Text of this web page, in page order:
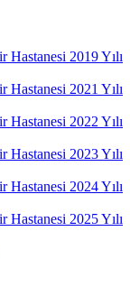
Hastanesi 2019 Yılı
Hastanesi 2021 Yılı
Hastanesi 2022 Yılı
Hastanesi 2023 Yılı
Hastanesi 2024 Yılı
Hastanesi 2025 Yılı